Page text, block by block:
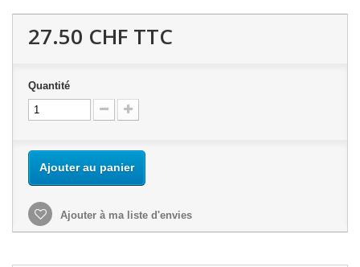
27.50 CHF TTC
Quantité
Ajouter au panier
Ajouter à ma liste d'envies